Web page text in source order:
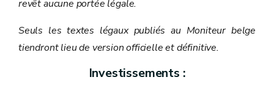
revêt aucune portée légale.
Seuls les textes légaux publiés au Moniteur belge
tiendront lieu de version officielle et définitive.
Investissements :